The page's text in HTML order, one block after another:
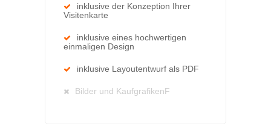
inklusive der Konzeption Ihrer
Visitenkarte
inklusive eines hochwertigen
einmaligen Design
inklusive Layoutentwurf als PDF
Bilder und KaufgrafikenF